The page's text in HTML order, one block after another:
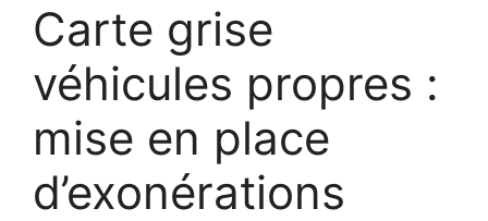
Carte grise
véhicules propres :
mise en place
d’exonérations